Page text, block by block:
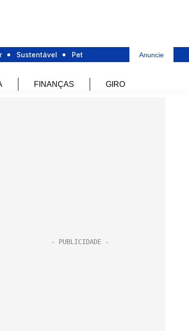
Sustentável Pet Anuncie
FINANÇAS GIRO